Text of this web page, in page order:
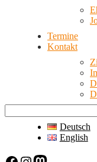
Termine
Kontakt
Deutsch
English